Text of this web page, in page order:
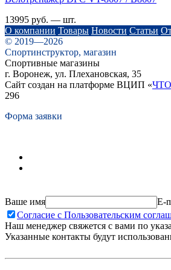
13995 руб. — шт.
О компании Товары Новости Статьи
© 2019—2026
Спортинструктор, магазин
Спортивные магазины
г. Воронеж, ул. Плехановская, 35
Сайт создан на платформе ВЦИП «
296
Форма заявки
Ваше имя E-
Согласие с Пользовательским
Наш менеджер свяжется с вами по
Указанные контакты будут